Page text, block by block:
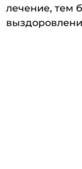
лечение, тем